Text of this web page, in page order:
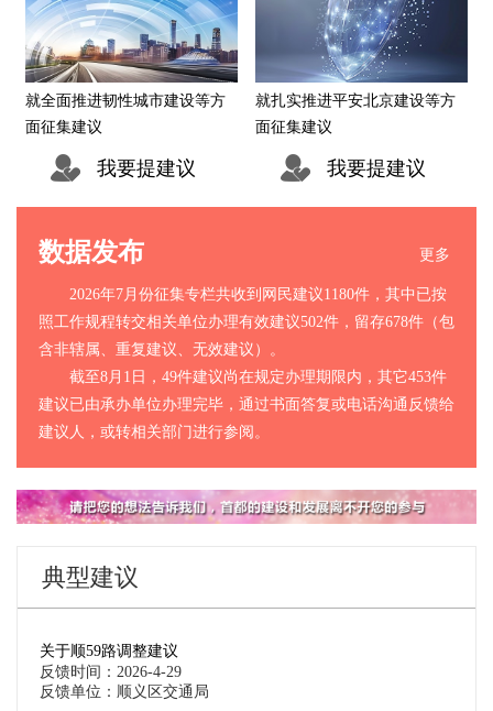
就全面推进韧性城市建设等方
面征集建议
我要提建议
就扎实推进平安北京建设等方
面征集建议
我要提建议
更多
数据发布
2026年7月份征集专栏共收到网民建议1180件，其中已按
照工作规程转交相关单位办理有效建议502件，留存678件（包
含非辖属、重复建议、无效建议）。
截至8月1日，49件建议尚在规定办理期限内，其它453件
建议已由承办单位办理完毕，通过书面答复或电话沟通反馈给
建议人，或转相关部门进行参阅。
典型建议
关于顺59路调整建议
反馈时间：2026-4-29
反馈单位：顺义区交通局